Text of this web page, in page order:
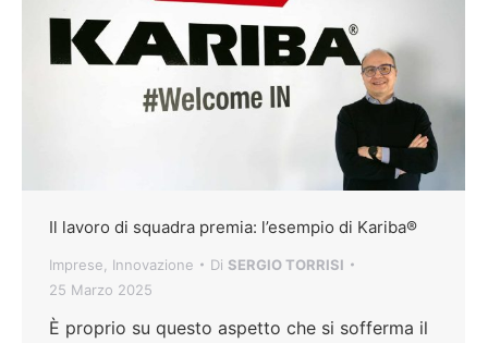
Il lavoro di squadra premia: l’esempio di Kariba®
Imprese Innovazione Di SERGIO TORRISI
25 Marzo 2025
È proprio su questo aspetto che si sofferma il